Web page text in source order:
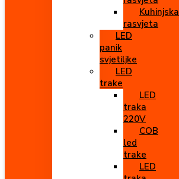
Kuhinjska
rasvjeta
LED
panik
svjetiljke
LED
trake
LED
traka
220V
COB
led
trake
LED